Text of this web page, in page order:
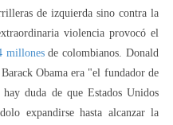
de izquierda sino contra la
violencia provocó el
millonesde colombianos. Donald
Obama era "el fundador de
duda de que Estados Unidos
expandirse hasta alcanzar la